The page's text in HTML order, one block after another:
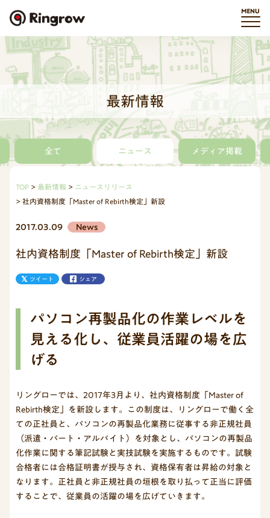
最新情報
全て ニュース メディア掲載
TOP 最新情報
ニュースリリース
社内資格制度「Master of Rebirth検定」新設
2017.03.09 News
社内資格制度「Master of Rebirth検定」新設
ツイート シェア
パソコン再製品化の作業レベルを
見える化し、従業員活躍の場を広
げる
リングローでは、2017年3月より、社内資格制度「Master of
Rebirth検定」を新設します。この制度は、リングローで働く全
ての正社員と、パソコンの再製品化業務に従事する非正規社員
（派遣・パート・アルバイト）を対象とし、パソコンの再製品
化作業に関する筆記試験と実技試験を実施するものです。試験
合格者には合格証明書が授与され、資格保有者は昇給の対象と
なります。正社員と非正規社員の垣根を取り払って正当に評価
することで、従業員の活躍の場を広げていきます。